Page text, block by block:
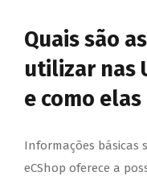
Quais são
utilizar nas
e como
Informações básicas
eCShop oferece a